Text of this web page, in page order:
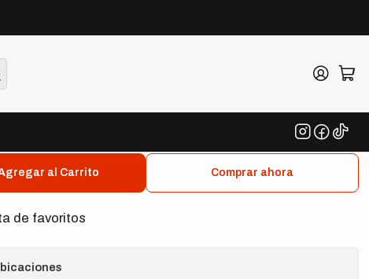
(42228)
McLaren MCL39 F1 Car
al Carrito Comprar ahora
de favoritos